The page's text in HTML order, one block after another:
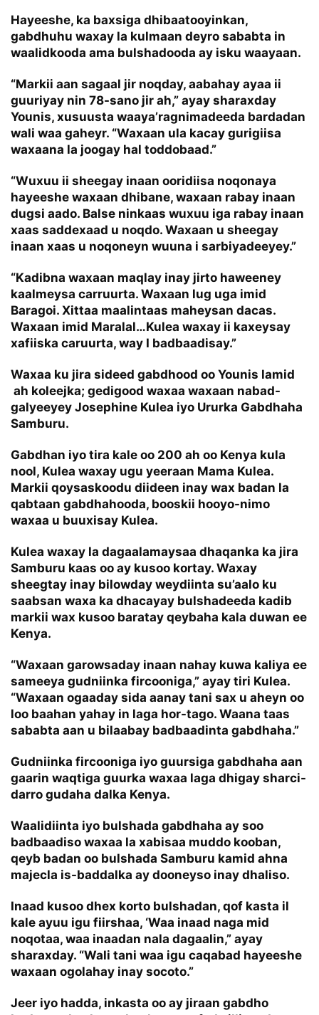
Hayeeshe, ka baxsiga dhibaatooyinkan,
gabdhuhu waxay la kulmaan deyro sababta in
waalidkooda ama bulshadooda ay isku waayaan.
“Markii aan sagaal jir noqday, aabahay ayaa ii
guuriyay nin 78-sano jir ah,” ayay sharaxday
Younis, xusuusta waaya’ragnimadeeda bardadan
wali waa gaheyr. “Waxaan ula kacay gurigiisa
waxaana la joogay hal toddobaad.”
“Wuxuu ii sheegay inaan ooridiisa noqonaya
hayeeshe waxaan dhibane, waxaan rabay inaan
dugsi aado. Balse ninkaas wuxuu iga rabay inaan
xaas saddexaad u noqdo. Waxaan u sheegay
inaan xaas u noqoneyn wuuna i sarbiyadeeyey.”
“Kadibna waxaan maqlay inay jirto haweeney
kaalmeysa carruurta. Waxaan lug uga imid
Baragoi. Xittaa maalintaas maheysan dacas.
Waxaan imid Maralal…Kulea waxay ii kaxeysay
xafiiska caruurta, way I badbaadisay.”
Waxaa ku jira sideed gabdhood oo Younis lamid
ah koleejka; gedigood waxaa waxaan nabad-
galyeeyey Josephine Kulea iyo Ururka Gabdhaha
Samburu.
Gabdhan iyo tira kale oo 200 ah oo Kenya kula
nool, Kulea waxay ugu yeeraan Mama Kulea.
Markii qoysaskoodu diideen inay wax badan la
qabtaan gabdhahooda, booskii hooyo-nimo
waxaa u buuxisay Kulea.
Kulea waxay la dagaalamaysaa dhaqanka ka jira
Samburu kaas oo ay kusoo kortay. Waxay
sheegtay inay bilowday weydiinta su’aalo ku
saabsan waxa ka dhacayay bulshadeeda kadib
markii wax kusoo baratay qeybaha kala duwan ee
Kenya.
“Waxaan garowsaday inaan nahay kuwa kaliya ee
sameeya gudniinka fircooniga,” ayay tiri Kulea.
“Waxaan ogaaday sida aanay tani sax u aheyn oo
loo baahan yahay in laga hor-tago. Waana taas
sababta aan u bilaabay badbaadinta gabdhaha.”
Gudniinka fircooniga iyo guursiga gabdhaha aan
gaarin waqtiga guurka waxaa laga dhigay sharci-
darro gudaha dalka Kenya.
Waalidiinta iyo bulshada gabdhaha ay soo
badbaadiso waxaa la xabisaa muddo kooban,
qeyb badan oo bulshada Samburu kamid ahna
majecla is-baddalka ay dooneyso inay dhaliso.
Inaad kusoo dhex korto bulshadan, qof kasta il
kale ayuu igu fiirshaa, ‘Waa inaad naga mid
noqotaa, waa inaadan nala dagaalin,” ayay
sharaxday. “Wali tani waa igu caqabad hayeeshe
waxaan ogolahay inay socoto.”
Jeer iyo hadda, inkasta oo ay jiraan gabdho